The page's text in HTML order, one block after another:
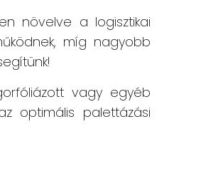
növelve a logisztikai
míg nagyobb
vagy egyéb
optimális palettázási